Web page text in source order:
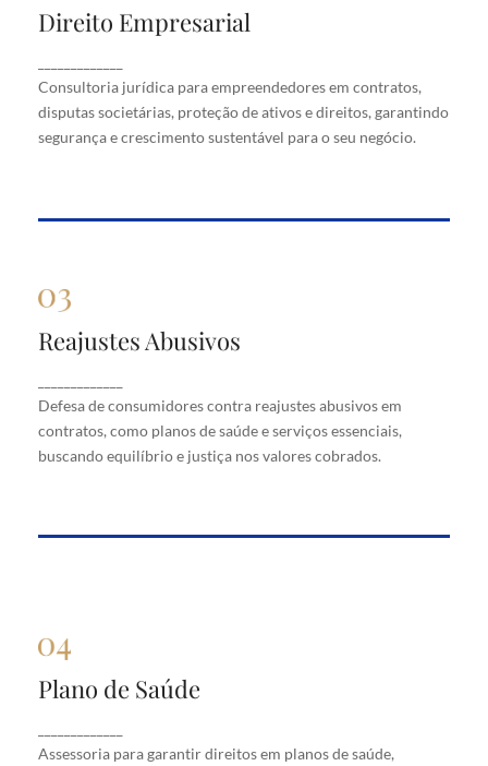
Direito Empresarial
Consultoria jurídica para empreendedores em contratos,
disputas societárias, proteção de ativos e direitos, garantindo
segurança e crescimento sustentável para o seu negócio.
Direito Empresarial
contratos, disputas societárias, proteção de ativos
e direitos, garantindo segurança e crescimento
sustentável para o seu negócio.
Reajustes Abusivos
Defesa de consumidores contra reajustes abusivos em
contratos, como planos de saúde e serviços essenciais,
buscando equilíbrio e justiça nos valores cobrados.
Reajustes Abusivos
em contratos, como planos de saúde e serviços
essenciais, buscando equilíbrio e justiça nos valores
cobrados.
Plano de Saúde
Assessoria para garantir direitos em planos de saúde,
Plano de Saúde
saúde, incluindo negativas de cobertura, reajustes
indevidos e acesso a tratamentos essenciais para a